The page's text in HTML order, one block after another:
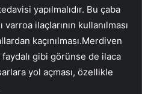
yapılmalıdır. Bu çaba
varroa ilaçlarının kullanılması
kaçınılması.Merdiven
faydalı gibi görünse de ilaca
yol açması, özellikle